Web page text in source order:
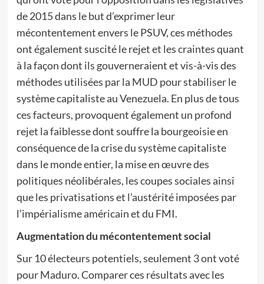
de 2015 dans le but d’exprimer leur
mécontentement envers le PSUV, ces méthodes
ont également suscité le rejet et les craintes quant
à la façon dont ils gouverneraient et vis-à-vis des
méthodes utilisées par la MUD pour stabiliser le
système capitaliste au Venezuela. En plus de tous
ces facteurs, provoquent également un profond
rejet la faiblesse dont souffre la bourgeoisie en
conséquence de la crise du système capitaliste
dans le monde entier, la mise en œuvre des
politiques néolibérales, les coupes sociales ainsi
que les privatisations et l’austérité imposées par
l’impérialisme américain et du FMI.
Augmentation du mécontentement social
Sur 10 électeurs potentiels, seulement 3 ont voté
pour Maduro. Comparer ces résultats avec les